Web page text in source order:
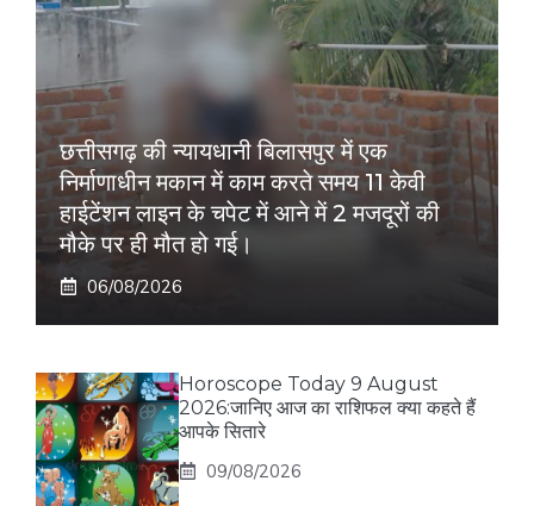
छत्तीसगढ़ की न्यायधानी बिलासपुर में एक
निर्माणाधीन मकान में काम करते समय 11 केवी
हाईटेंशन लाइन के चपेट में आने में 2 मजदूरों की
मौके पर ही मौत हो गई।
06/08/2026
Horoscope Today 9 August
2026:जानिए आज का राशिफल क्या कहते हैं
आपके सितारे
09/08/2026